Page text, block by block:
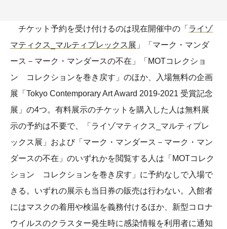
チケット予約を受け付けるのは現在開催中の「 ライゾ
マティクス_マルティプレックス展 」「マーク・マンダ
ース－マーク・マンダースの不在」「MOTコレクショ
ン コレクションを巻き戻す」のほか、入場無料の企画
展「Tokyo Contemporary Art Award 2019-2021 受賞記念
展」の4つ。有料展示のチケットを購入した人は無料展
示の予約は不要で、「ライゾマティクス_マルティプレ
ックス展」および「マーク・マンダース－マーク・マン
ダースの不在」のいずれかを閲覧する人は「MOTコレク
ション コレクションを巻き戻す」に予約なしで入場で
きる。いずれの展示も当日券の販売は行わない。入館者
にはマスクの着用や検温を義務付けるほか、新型コロナ
ウイルスのクラスター発生時に感染情報を利用者に通知